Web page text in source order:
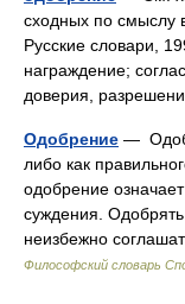
сходных по
Русские словари,
награждение;
доверия,
Одобрение —
либо как
одобрение
суждения.
неизбежно
Философский словарь